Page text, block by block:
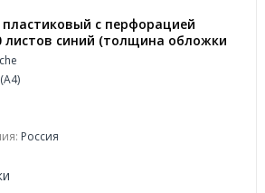
с перфорацией
листов синий (толщина обложки
в упаковке)
Россия